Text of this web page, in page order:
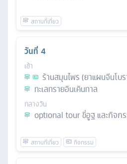
วันที่ 4
เช้า
ร้านสมุนไพร (ยาแผนจีนโบ
ทะเลทรายอินเคินทาล
กลางวัน
optional tour ขี่อูฐ และกิจก